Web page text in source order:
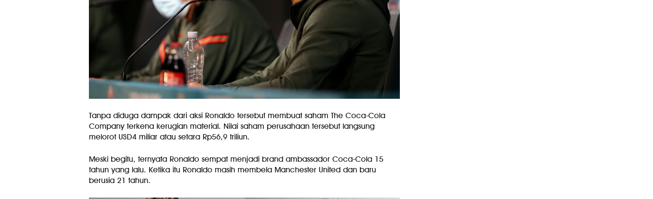
Tanpa diduga dampak dari aksi Ronaldo tersebut membuat saham The Coca-Cola
Company terkena kerugian material. Nilai saham perusahaan tersebut langsung
melorot USD4 miliar atau setara Rp56,9 triliun.
Meski begitu, ternyata Ronaldo sempat menjadi brand ambassador Coca-Cola 15
tahun yang lalu. Ketika itu Ronaldo masih membela Manchester United dan baru
berusia 21 tahun.